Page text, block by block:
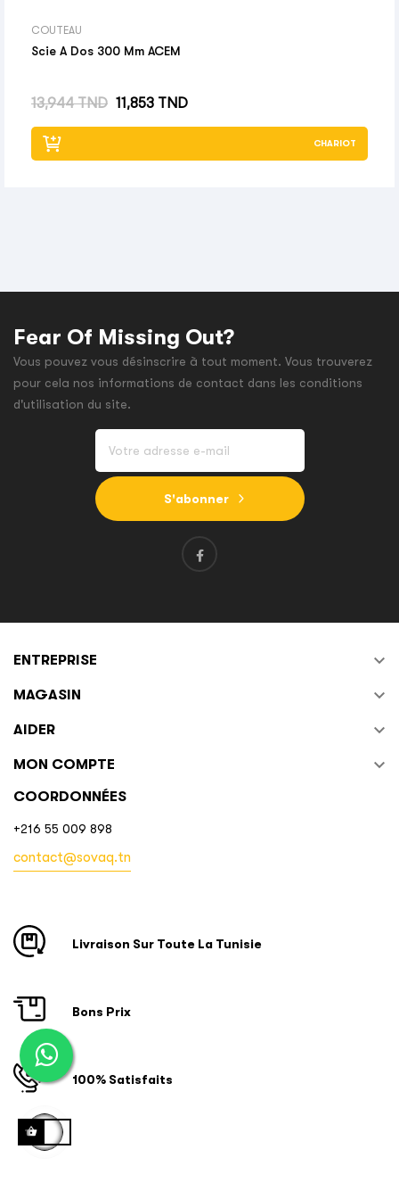
COUTEAU
Scie A Dos 300 Mm ACEM
Prix habituel
13,944 TND Prix
11,853 TND
CHARIOT
Fear Of Missing Out?
Vous pouvez vous désinscrire à tout moment. Vous trouverez
pour cela nos informations de contact dans les conditions
d'utilisation du site.
S'abonner
ENTREPRISE 
MAGASIN 
AIDER 
MON COMPTE 
COORDONNÉES
+216 55 009 898
contact@sovaq.tn
Livraison Sur Toute La Tunisie
Bons Prix
100% Satisfaits